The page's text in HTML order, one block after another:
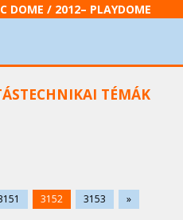
DOME / 2012– PLAYDOME
TÉMÁK
3152 3153 »